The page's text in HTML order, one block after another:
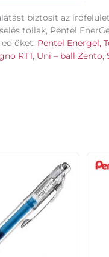
biztosít az
tollak, Pentel
őket: Pentel Energel,
RT1, Uni – ball Zento,